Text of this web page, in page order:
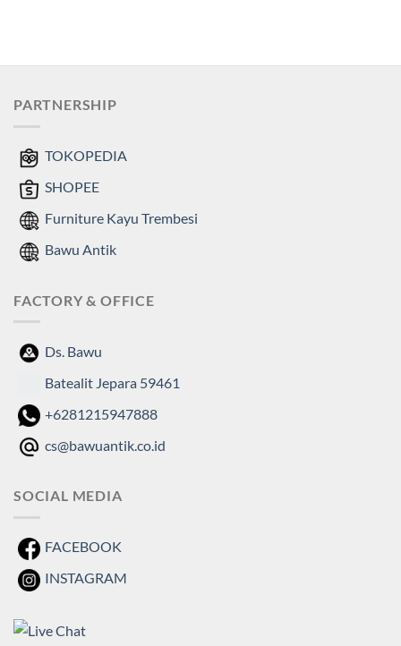
PARTNERSHIP
TOKOPEDIA
SHOPEE
Furniture Kayu Trembesi
Bawu Antik
FACTORY & OFFICE
Ds. Bawu
Batealit Jepara 59461
+6281215947888
cs@bawuantik.co.id
SOCIAL MEDIA
FACEBOOK
INSTAGRAM